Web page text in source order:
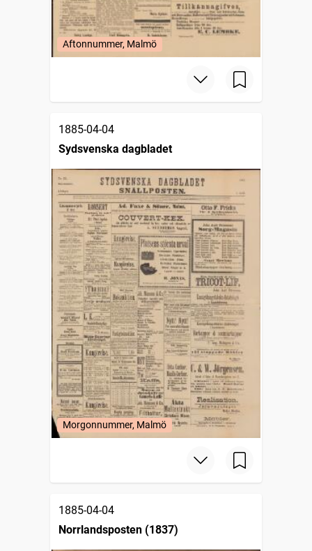
Aftonnummer, Malmö
1885-04-04
Sydsvenska dagbladet
Morgonnummer, Malmö
1885-04-04
Norrlandsposten (1837)